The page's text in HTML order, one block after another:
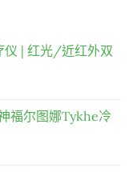
仪 | 红光/近红外双
福尔图娜Tykhe冷